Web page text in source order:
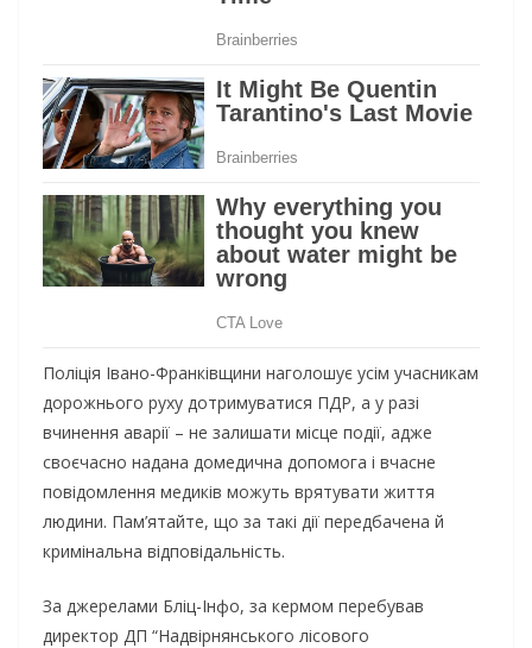
Поліція Івано-Франківщини наголошує усім учасникам
дорожнього руху дотримуватися ПДР, а у разі
вчинення аварії – не залишати місце події, адже
своєчасно надана домедична допомога і вчасне
повідомлення медиків можуть врятувати життя
людини. Пам’ятайте, що за такі дії передбачена й
кримінальна відповідальність.
За джерелами Бліц-Інфо, за кермом перебував
директор ДП “Надвірнянського лісового